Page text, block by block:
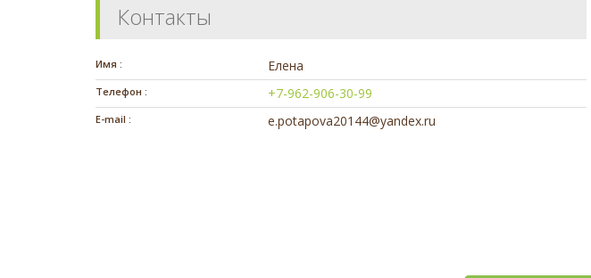
Контакты
Имя : Елена
Телефон : +7-962-906-30-99
E-mail : e.potapova20144@yandex.ru